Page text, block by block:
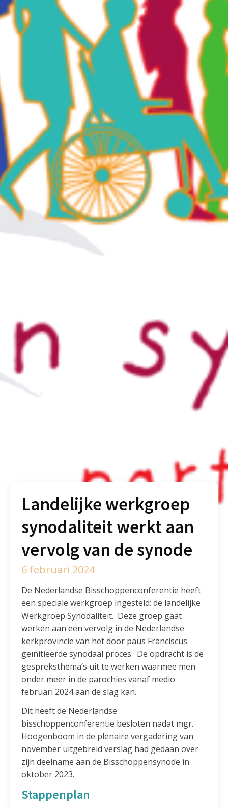
Landelijke werkgroep
synodaliteit werkt aan
vervolg van de synode
6 februari 2024
De Nederlandse Bisschoppenconferentie heeft
een speciale werkgroep ingesteld: de landelijke
Werkgroep Synodaliteit. Deze groep gaat
werken aan een vervolg in de Nederlandse
kerkprovincie van het door paus Franciscus
geïnitieerde synodaal proces. De opdracht is de
gespreksthema’s uit te werken waarmee men
onder meer in de parochies vanaf medio
februari 2024 aan de slag kan.
Dit heeft de Nederlandse
bisschoppenconferentie besloten nadat mgr.
Hoogenboom in de plenaire vergadering van
november uitgebreid verslag had gedaan over
zijn deelname aan de Bisschoppensynode in
oktober 2023.
Stappenplan